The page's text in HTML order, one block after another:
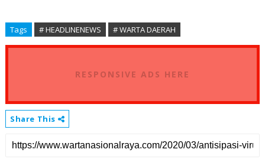
Tags # HEADLINENEWS # WARTA DAERAH
RESPONSIVE ADS HERE
Share This